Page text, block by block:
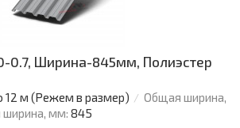
0.7, Ширина-845мм, Полиэстер
12 м (Режем в размер)
Общая ширина,
ширина, мм: 845